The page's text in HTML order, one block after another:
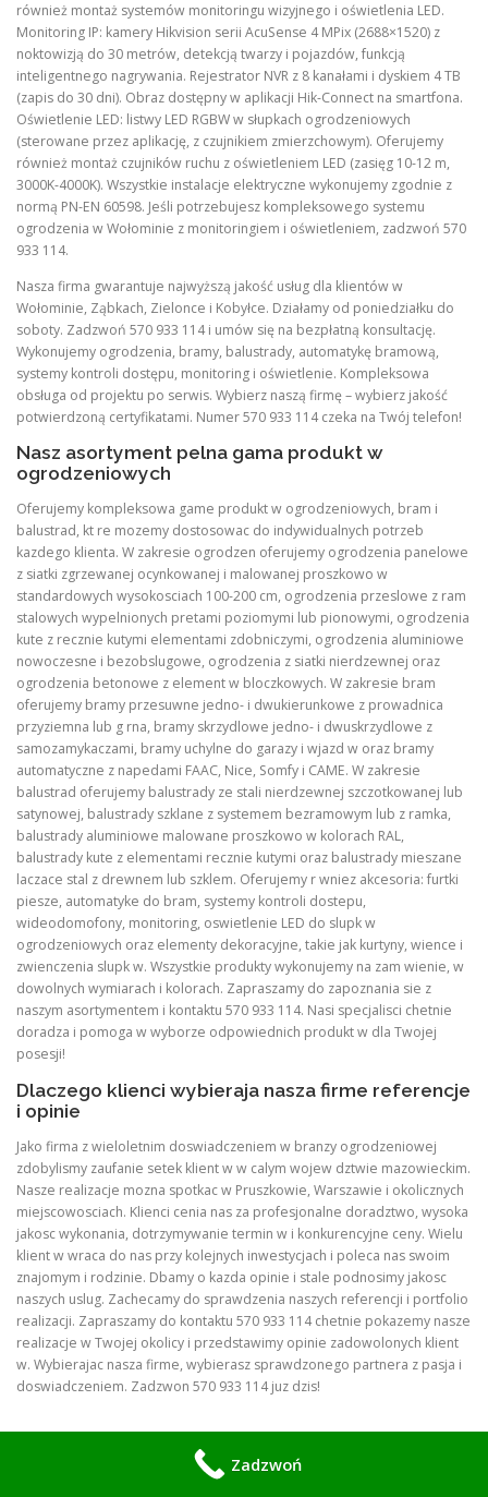
również montaż systemów monitoringu wizyjnego i oświetlenia LED.
Monitoring IP: kamery Hikvision serii AcuSense 4 MPix (2688×1520) z
noktowizją do 30 metrów, detekcją twarzy i pojazdów, funkcją
inteligentnego nagrywania. Rejestrator NVR z 8 kanałami i dyskiem 4 TB
(zapis do 30 dni). Obraz dostępny w aplikacji Hik-Connect na smartfona.
Oświetlenie LED: listwy LED RGBW w słupkach ogrodzeniowych
(sterowane przez aplikację, z czujnikiem zmierzchowym). Oferujemy
również montaż czujników ruchu z oświetleniem LED (zasięg 10-12 m,
3000K-4000K). Wszystkie instalacje elektryczne wykonujemy zgodnie z
normą PN-EN 60598. Jeśli potrzebujesz kompleksowego systemu
ogrodzenia w Wołominie z monitoringiem i oświetleniem, zadzwoń 570
933 114.
Nasza firma gwarantuje najwyższą jakość usług dla klientów w
Wołominie, Ząbkach, Zielonce i Kobyłce. Działamy od poniedziałku do
soboty. Zadzwoń 570 933 114 i umów się na bezpłatną konsultację.
Wykonujemy ogrodzenia, bramy, balustrady, automatykę bramową,
systemy kontroli dostępu, monitoring i oświetlenie. Kompleksowa
obsługa od projektu po serwis. Wybierz naszą firmę – wybierz jakość
potwierdzoną certyfikatami. Numer 570 933 114 czeka na Twój telefon!
Nasz asortyment pelna gama produkt w
ogrodzeniowych
Oferujemy kompleksowa game produkt w ogrodzeniowych, bram i
balustrad, kt re mozemy dostosowac do indywidualnych potrzeb
kazdego klienta. W zakresie ogrodzen oferujemy ogrodzenia panelowe
z siatki zgrzewanej ocynkowanej i malowanej proszkowo w
standardowych wysokosciach 100-200 cm, ogrodzenia przeslowe z ram
stalowych wypelnionych pretami poziomymi lub pionowymi, ogrodzenia
kute z recznie kutymi elementami zdobniczymi, ogrodzenia aluminiowe
nowoczesne i bezobslugowe, ogrodzenia z siatki nierdzewnej oraz
ogrodzenia betonowe z element w bloczkowych. W zakresie bram
oferujemy bramy przesuwne jedno- i dwukierunkowe z prowadnica
przyziemna lub g rna, bramy skrzydlowe jedno- i dwuskrzydlowe z
samozamykaczami, bramy uchylne do garazy i wjazd w oraz bramy
automatyczne z napedami FAAC, Nice, Somfy i CAME. W zakresie
balustrad oferujemy balustrady ze stali nierdzewnej szczotkowanej lub
satynowej, balustrady szklane z systemem bezramowym lub z ramka,
balustrady aluminiowe malowane proszkowo w kolorach RAL,
balustrady kute z elementami recznie kutymi oraz balustrady mieszane
laczace stal z drewnem lub szklem. Oferujemy r wniez akcesoria: furtki
piesze, automatyke do bram, systemy kontroli dostepu,
wideodomofony, monitoring, oswietlenie LED do slupk w
ogrodzeniowych oraz elementy dekoracyjne, takie jak kurtyny, wience i
zwienczenia slupk w. Wszystkie produkty wykonujemy na zam wienie, w
dowolnych wymiarach i kolorach. Zapraszamy do zapoznania sie z
naszym asortymentem i kontaktu 570 933 114. Nasi specjalisci chetnie
doradza i pomoga w wyborze odpowiednich produkt w dla Twojej
posesji!
Dlaczego klienci wybieraja nasza firme referencje
i opinie
Jako firma z wieloletnim doswiadczeniem w branzy ogrodzeniowej
zdobylismy zaufanie setek klient w w calym wojew dztwie mazowieckim.
Nasze realizacje mozna spotkac w Pruszkowie, Warszawie i okolicznych
miejscowosciach. Klienci cenia nas za profesjonalne doradztwo, wysoka
jakosc wykonania, dotrzymywanie termin w i konkurencyjne ceny. Wielu
klient w wraca do nas przy kolejnych inwestycjach i poleca nas swoim
znajomym i rodzinie. Dbamy o kazda opinie i stale podnosimy jakosc
naszych uslug. Zachecamy do sprawdzenia naszych referencji i portfolio
realizacji. Zapraszamy do kontaktu 570 933 114 chetnie pokazemy nasze
realizacje w Twojej okolicy i przedstawimy opinie zadowolonych klient
w. Wybierajac nasza firme, wybierasz sprawdzonego partnera z pasja i
doswiadczeniem. Zadzwon 570 933 114 juz dzis!
Zadzwoń